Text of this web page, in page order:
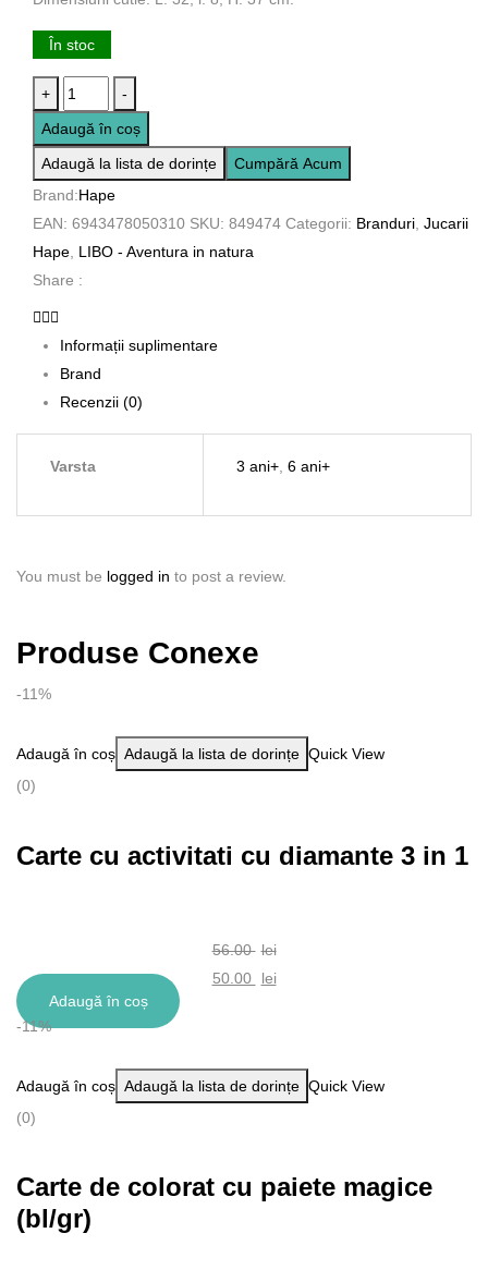
În stoc
+
-
Adaugă în coș
Adaugă la lista de dorințe
Cumpără Acum
Brand:Hape
EAN: 6943478050310 SKU: 849474 Categorii: Branduri Jucarii
Hape LIBO - Aventura in natura
Share :
Informații suplimentare
Brand
Recenzii (0)
Varsta 3 ani+ 6 ani+
You must be logged in to post a review.
Produse Conexe
-11%
Adaugă în coș Adaugă la lista de dorințe Quick View
(0)
Carte cu activitati cu diamante 3 in 1
56.00 lei
50.00
lei
Adaugă în coș
-11%
Adaugă în coș Adaugă la lista de dorințe Quick View
(0)
Carte de colorat cu paiete magice
(bl/gr)